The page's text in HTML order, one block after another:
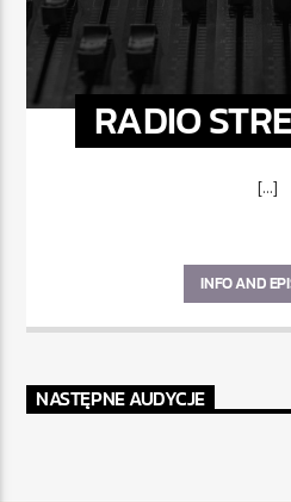
RADIO
[...]
INFO AND
NASTĘPNE AUDYCJE